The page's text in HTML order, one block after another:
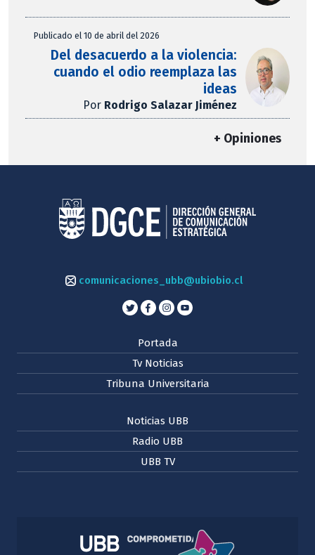
Publicado el 10 de abril del 2026
Del desacuerdo a la violencia:
cuando el odio reemplaza las
ideas
Por Rodrigo Salazar Jiménez
+ Opiniones
comunicaciones_ubb@ubiobio.cl
Portada
Tv Noticias
Tribuna Universitaria
Noticias UBB
Radio UBB
UBB TV